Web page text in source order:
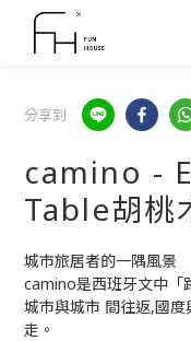
分享到
camino -
Table胡桃
城市旅居者的一隅風景
camino是西班牙文中「
城市與城市 間往返,國
走。